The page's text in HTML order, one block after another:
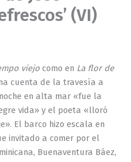
(VI)
viejo como en La flor de
cuenta de la travesía a
en alta mar «fue la
vida» y el poeta «lloró
El barco hizo escala en
invitado a comer por el
Buenaventura Báez,